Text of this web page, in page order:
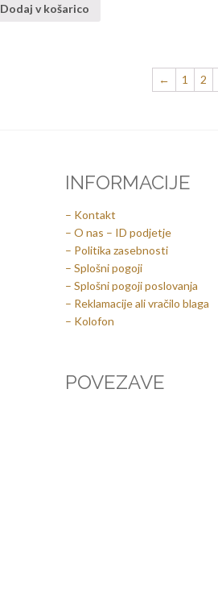
Dodaj v košarico
← 1 2
INFORMACIJE
– Kontakt
– O nas – ID podjetje
– Politika zasebnosti
– Splošni pogoji
– Splošni pogoji poslovanja
– Reklamacije ali vračilo blaga
– Kolofon
POVEZAVE